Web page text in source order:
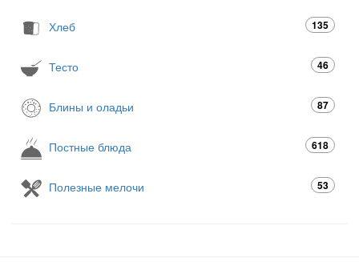
Хлеб 135
Тесто 46
Блины и оладьи 87
Постные блюда 618
Полезные мелочи 53